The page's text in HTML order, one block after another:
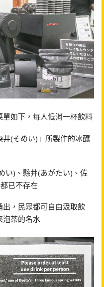
單如下，每人低消一杯飲料
(そめい)」所製作的冰釀
い)、縣井(あがたい)、佐
已不存在
，民眾都可自由汲取飲
泡茶的名水